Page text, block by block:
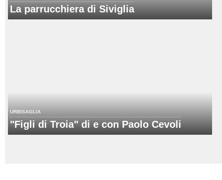
La parrucchiera di Siviglia
URBISAGLIA
"Figli di Troia" di e con Paolo Cevoli